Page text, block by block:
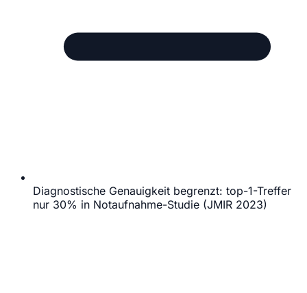
Diagnostische Genauigkeit begrenzt: top-1-Treffer
nur 30% in Notaufnahme-Studie (JMIR 2023)